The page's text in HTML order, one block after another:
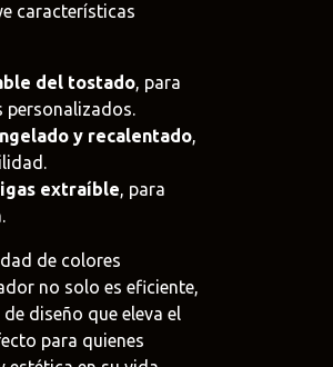
características
del tostado, para
personalizados.
y recalentado,
extraíble, para
de colores
no solo es eficiente,
diseño que eleva el
para quienes